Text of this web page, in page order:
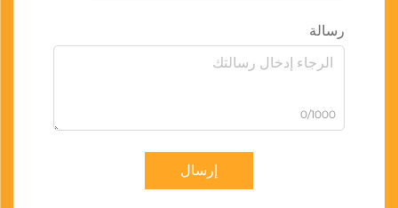
رسالة
0/1000
إرسال